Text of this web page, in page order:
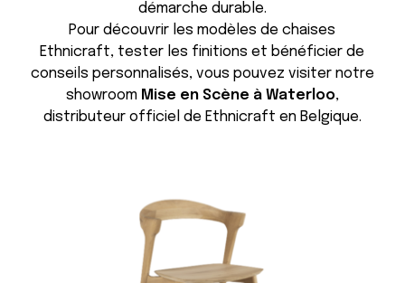
démarche durable.
Pour découvrir les modèles de chaises
Ethnicraft, tester les finitions et bénéficier de
conseils personnalisés, vous pouvez visiter notre
showroom Mise en Scène à Waterloo,
distributeur officiel de Ethnicraft en Belgique.